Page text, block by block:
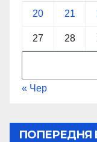
20 21
27 28
« Чер
ПОПЕРЕДНЯ